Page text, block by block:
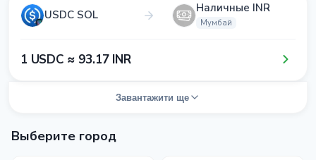
USDC SOL Наличные INR
Мумбай
1​ USDC ≈ 9​3​.1​7​ INR
Завантажити ще
Выберите город